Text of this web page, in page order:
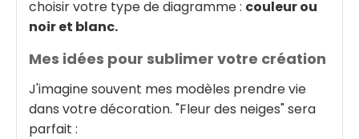
choisir votre type de diagramme : couleur ou
noir et blanc.
Mes idées pour sublimer votre création
J'imagine souvent mes modèles prendre vie
dans votre décoration. "Fleur des neiges" sera
parfait :